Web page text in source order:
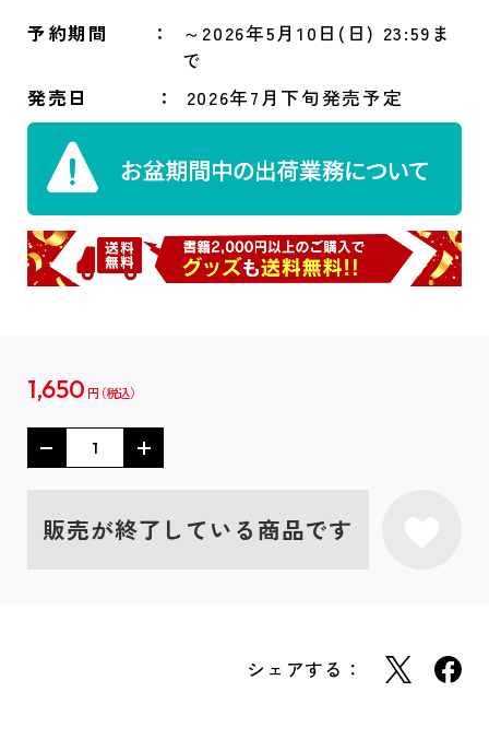
予約期間
～2026年5月10日(日) 23:59ま
で
発売日
2026年7月下旬発売予定
1,650 円
販売が終了している商品です
シェアする：